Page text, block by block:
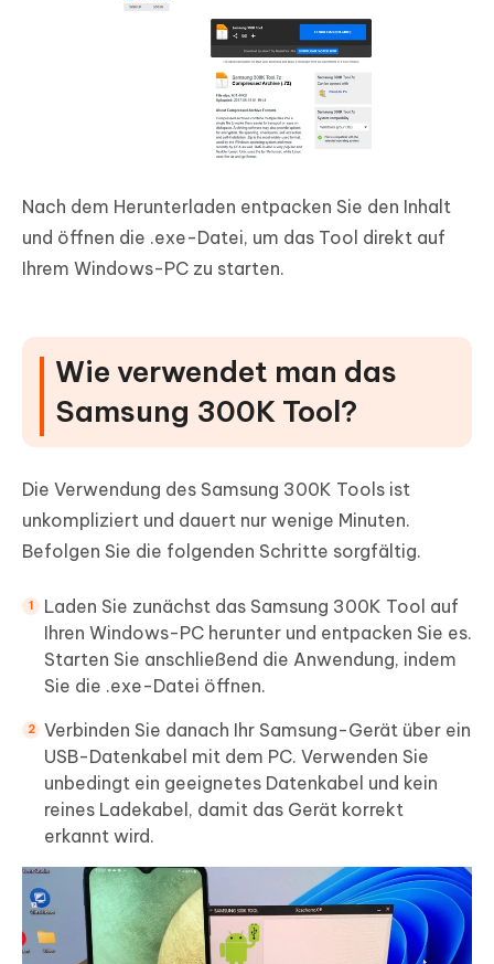
Nach dem Herunterladen entpacken Sie den Inhalt
und öffnen die .exe-Datei, um das Tool direkt auf
Ihrem Windows-PC zu starten.
Wie verwendet man das
Samsung 300K Tool?
Die Verwendung des Samsung 300K Tools ist
unkompliziert und dauert nur wenige Minuten.
Befolgen Sie die folgenden Schritte sorgfältig.
Laden Sie zunächst das Samsung 300K Tool auf
Ihren Windows-PC herunter und entpacken Sie es.
Starten Sie anschließend die Anwendung, indem
Sie die .exe-Datei öffnen.
Verbinden Sie danach Ihr Samsung-Gerät über ein
USB-Datenkabel mit dem PC. Verwenden Sie
unbedingt ein geeignetes Datenkabel und kein
reines Ladekabel, damit das Gerät korrekt
erkannt wird.